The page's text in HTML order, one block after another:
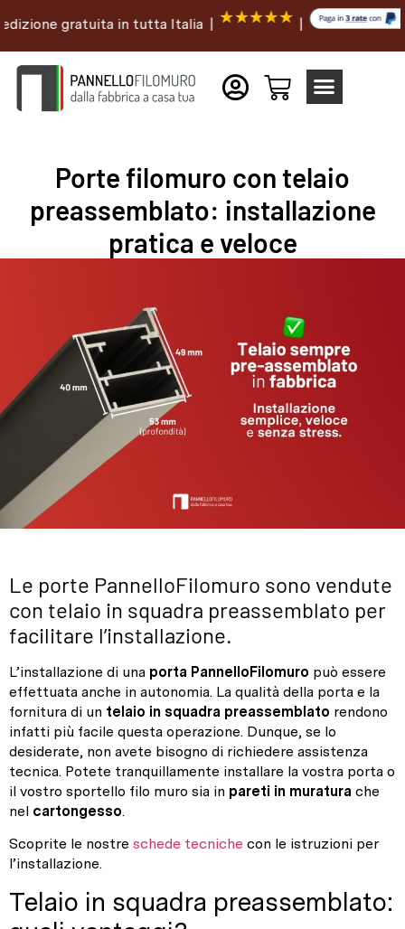
gratuita in tutta Italia | |
Porte filomuro con telaio
preassemblato: installazione
pratica e veloce
Le porte PannelloFilomuro sono vendute
con telaio in squadra preassemblato per
facilitare l’installazione.
L’installazione di una porta PannelloFilomuro può essere
effettuata anche in autonomia. La qualità della porta e la
fornitura di un telaio in squadra preassemblato rendono
infatti più facile questa operazione. Dunque, se lo
desiderate, non avete bisogno di richiedere assistenza
tecnica. Potete tranquillamente installare la vostra porta o
il vostro sportello filo muro sia in pareti in muratura che
nel cartongesso.
Scoprite le nostre schede tecniche con le istruzioni per
l’installazione.
Telaio in squadra preassemblato: